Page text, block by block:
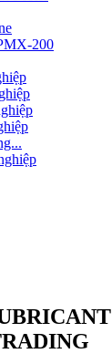
200